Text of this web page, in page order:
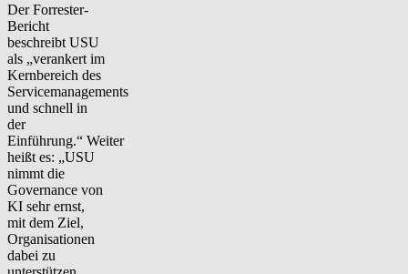
Der Forrester-
Bericht
beschreibt USU
als „verankert im
Kernbereich des
Servicemanagements
und schnell in
der
Einführung.“ Weiter
heißt es: „USU
nimmt die
Governance von
KI sehr ernst,
mit dem Ziel,
Organisationen
dabei zu